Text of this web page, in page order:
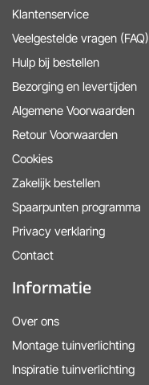
Klantenservice
Veelgestelde vragen (FAQ)
Hulp bij bestellen
Bezorging en levertijden
Algemene Voorwaarden
Retour Voorwaarden
Cookies
Zakelijk bestellen
Spaarpunten programma
Privacy verklaring
Contact
Informatie
Over ons
Montage tuinverlichting
Inspiratie tuinverlichting